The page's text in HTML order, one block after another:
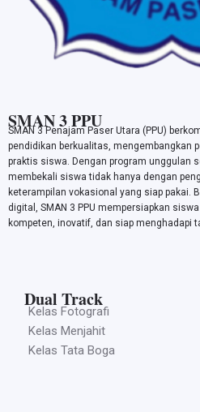
SMAN 3 PPU
SMAN 3 Penajam Paser Utara (PPU)
pendidikan berkualitas, mengembangkan
praktis siswa. Dengan program unggulan
membekali siswa tidak hanya dengan
keterampilan vokasional yang siap pakai.
digital, SMAN 3 PPU mempersiapkan
kompeten, inovatif, dan siap menghadapi
Dual Track
Kelas Fotografi
Kelas Menjahit
Kelas Tata Boga